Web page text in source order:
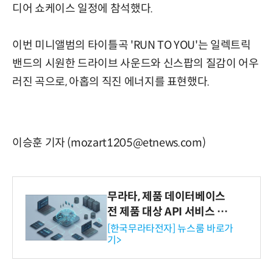
디어 쇼케이스 일정에 참석했다.
이번 미니앨범의 타이틀곡 'RUN TO YOU'는 일렉트릭
밴드의 시원한 드라이브 사운드와 신스팝의 질감이 어우
러진 곡으로, 아홉의 직진 에너지를 표현했다.
이승훈 기자 (mozart1205@etnews.com)
무라타, 제품 데이터베이스
전 제품 대상 API 서비스 제
공…73개 제품 카테고리로
확대
[한국무라타전자] 뉴스룸 바로가
기>